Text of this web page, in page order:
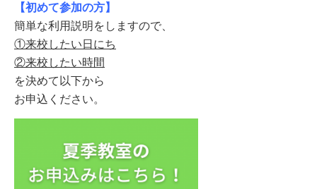
【初めて参加の方】
簡単な利用説明をしますので、
①来校したい日にち
②来校したい時間
を決めて以下から
お申込ください。